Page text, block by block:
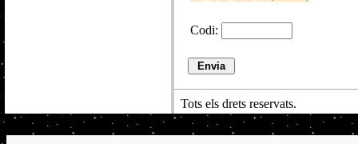
Codi:
Tots els drets reservats.